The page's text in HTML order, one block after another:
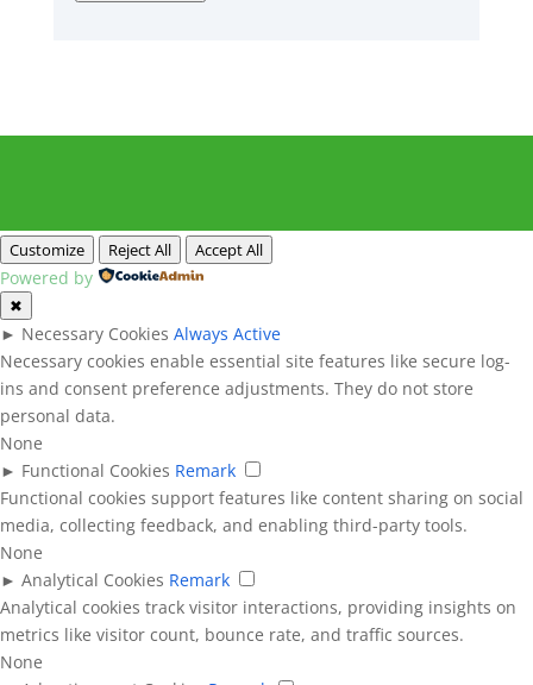
Customize Reject All Accept All
Powered by
✖
► Necessary Cookies Always Active
Necessary cookies enable essential site features like secure log-
ins and consent preference adjustments. They do not store
personal data.
None
► Functional Cookies Remark
Functional cookies support features like content sharing on social
media, collecting feedback, and enabling third-party tools.
None
► Analytical Cookies Remark
Analytical cookies track visitor interactions, providing insights on
metrics like visitor count, bounce rate, and traffic sources.
None